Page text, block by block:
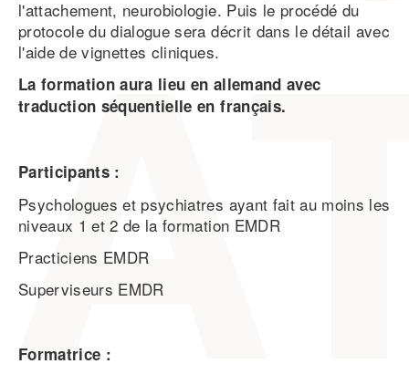
l'attachement, neurobiologie. Puis le procédé du
protocole du dialogue sera décrit dans le détail avec
l'aide de vignettes cliniques.
La formation aura lieu en allemand avec
traduction séquentielle en français.
Participants :
Psychologues et psychiatres ayant fait au moins les
niveaux 1 et 2 de la formation EMDR
Practiciens EMDR
Superviseurs EMDR
Formatrice :